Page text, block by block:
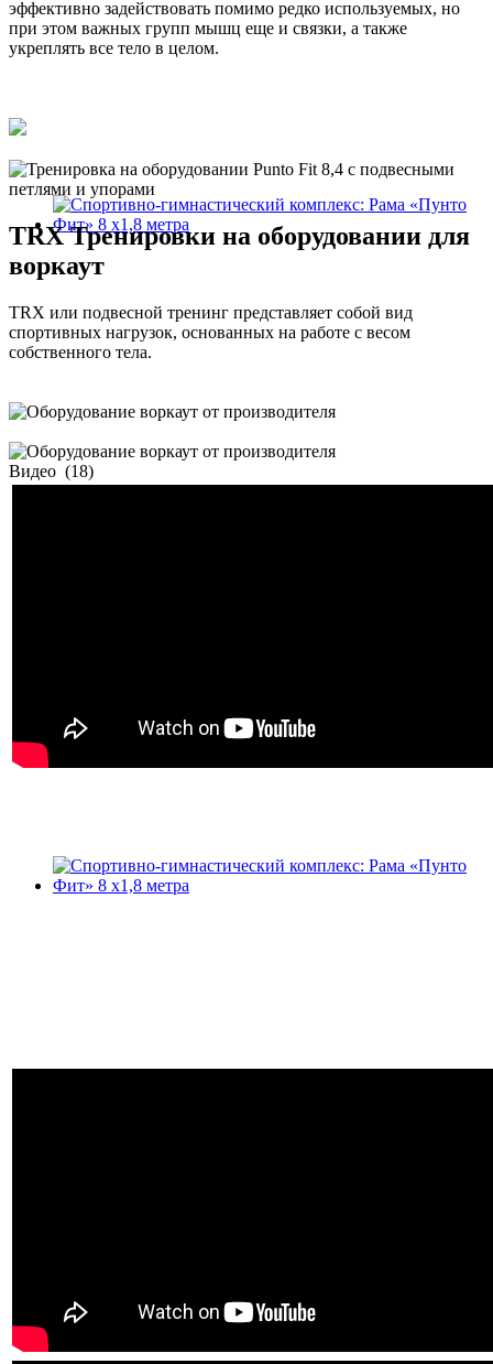
эффективно задействовать помимо редко используемых, но
при этом важных групп мышц еще и связки, а также
укреплять все тело в целом.
TRX Тренировки на оборудовании для
воркаут
TRX или подвесной тренинг представляет собой вид
спортивных нагрузок, основанных на работе с весом
собственного тела.
Видео (18)